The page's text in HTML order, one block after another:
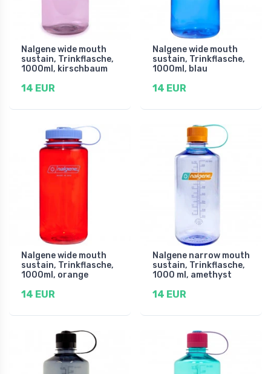
Nalgene wide mouth
sustain, Trinkflasche,
1000ml, kirschbaum
14 EUR
Nalgene wide mouth
sustain, Trinkflasche,
1000ml, blau
14 EUR
Nalgene wide mouth
sustain, Trinkflasche,
1000ml, orange
14 EUR
Nalgene narrow mouth
sustain, Trinkflasche,
1000 ml, amethyst
14 EUR